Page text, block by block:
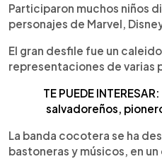
Participaron muchos niños
personajes de Marvel,
El gran desfile fue un
representaciones de varias
TE PUEDE
salvadoreños,
La banda cocotera se ha
bastoneras y músicos, en